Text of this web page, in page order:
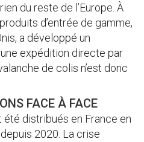
du reste de l’Europe. À
d’entrée de gamme,
a développé un
expédition directe par
de colis n’est donc
FACE À FACE
distribués en France en
2020. La crise